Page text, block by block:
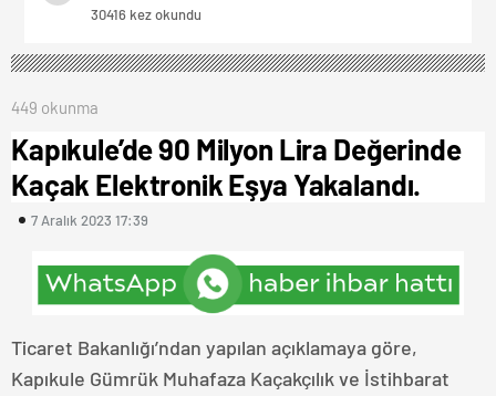
30416 kez okundu
449 okunma
Kapıkule’de 90 Milyon Lira Değerinde
Kaçak Elektronik Eşya Yakalandı.
7 Aralık 2023 17:39
Ticaret Bakanlığı’ndan yapılan açıklamaya göre,
Kapıkule Gümrük Muhafaza Kaçakçılık ve İstihbarat